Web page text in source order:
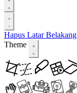
Hapus Latar Belakang
Theme